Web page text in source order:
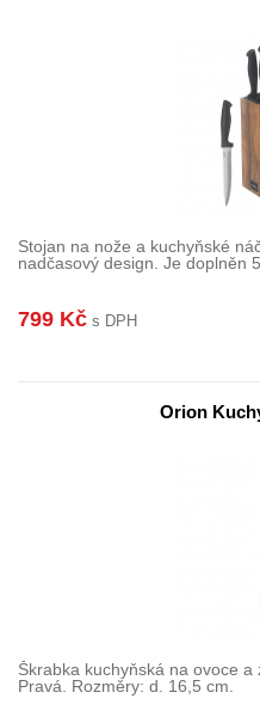
Stojan na nože a kuchyňské
nadčasový design. Je doplněn
799 Kč s DPH
Orion
Škrabka kuchyňská na ovoce a
Pravá. Rozměry: d. 16,5 cm.